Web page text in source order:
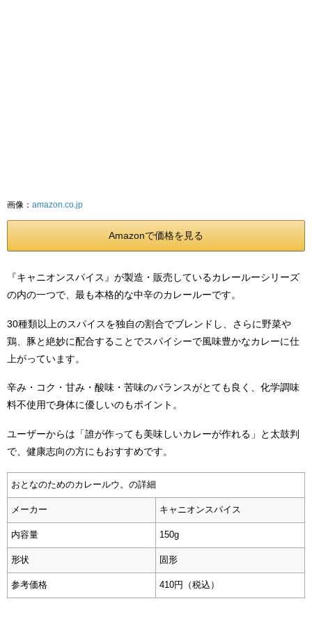
画像： amazon.co.jp
Amazonで価格を見る
『キャニオンスパイス』が製造・販売しているカレールーシリーズ
の内の一つで、最も本格的な中辛のカレールーです。
30種類以上のスパイスを独自の割合でブレンドし、さらに野菜や
鶏、豚と絶妙に配合することでスパイシーで風味豊かなカレーに仕
上がっています。
辛み・コク・甘み・酸味・苦味のバランスがとても良く、化学調味
料不使用で身体に優しいのもポイント。
ユーザーからは「誰が作っても美味しいカレーが作れる」と太鼓判
で、健康志向の方にもおすすめです。
おとなのためのカレールウ。の詳細
メーカー キャニオンスパイス
内容量 150g
形状 固形
参考価格 410円（税込）